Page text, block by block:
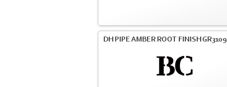
DH PIPE AMBER ROOT FINISH GR3109